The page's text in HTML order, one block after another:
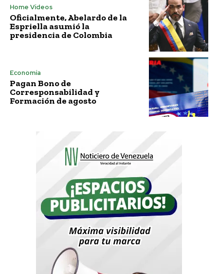
Home Vídeos
Oficialmente, Abelardo de la
Espriella asumió la
presidencia de Colombia
Economía
Pagan Bono de
Corresponsabilidad y
Formación de agosto